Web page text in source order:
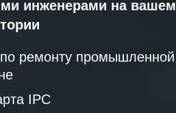
инженерами на вашем
ремонту промышленной
IPC